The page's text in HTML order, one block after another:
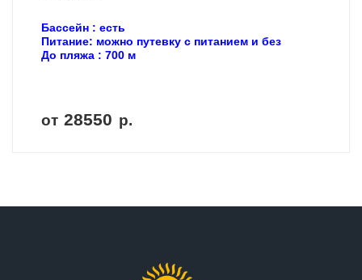
Бассейн : есть
Питание: можно путевку с питанием и без
До пляжа : 700 м
от 28550 р.